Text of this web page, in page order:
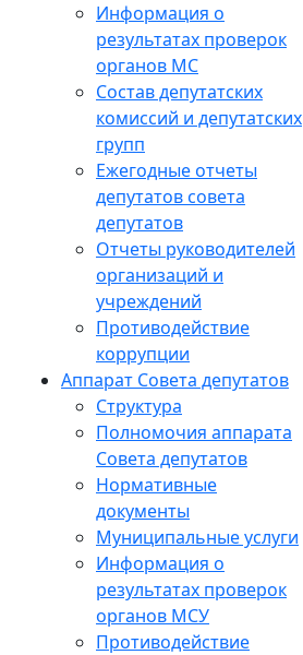
Информация о
результатах проверок
органов МС
Состав депутатских
комиссий и депутатских
групп
Ежегодные отчеты
депутатов совета
депутатов
Отчеты руководителей
организаций и
учреждений
Противодействие
коррупции
Аппарат Совета депутатов
Структура
Полномочия аппарата
Совета депутатов
Нормативные
документы
Муниципальные услуги
Информация о
результатах проверок
органов МСУ
Противодействие